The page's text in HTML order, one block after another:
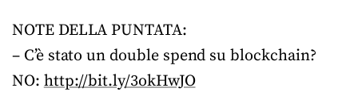
NOTE DELLA PUNTATA:
– C’è stato un double spend su blockchain?
NO: http://bit.ly/3okHwJO